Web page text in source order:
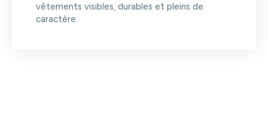
vêtements visibles, durables et pleins de
caractère.